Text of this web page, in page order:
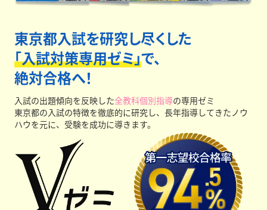
東京都入試を研究し尽くした
「入試対策専用ゼミ」で、
絶対合格へ！
入試の出題傾向を反映した全教科個別指導の専用ゼミ
東京都の入試の特徴を徹底的に研究し、長年指導してきたノウ
ハウを元に、受験を成功に導きます。